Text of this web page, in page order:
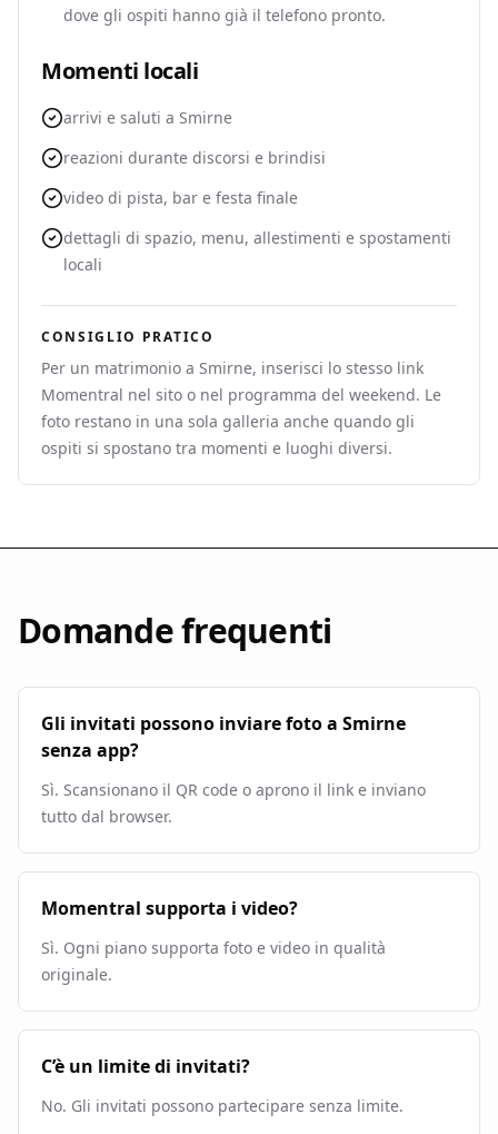
dove gli ospiti hanno già il telefono pronto.
Momenti locali
arrivi e saluti a Smirne
reazioni durante discorsi e brindisi
video di pista, bar e festa finale
dettagli di spazio, menu, allestimenti e spostamenti
locali
CONSIGLIO PRATICO
Per un matrimonio a Smirne, inserisci lo stesso link
Momentral nel sito o nel programma del weekend. Le
foto restano in una sola galleria anche quando gli
ospiti si spostano tra momenti e luoghi diversi.
Domande frequenti
Gli invitati possono inviare foto a Smirne
senza app?
Sì. Scansionano il QR code o aprono il link e inviano
tutto dal browser.
Momentral supporta i video?
Sì. Ogni piano supporta foto e video in qualità
originale.
C’è un limite di invitati?
No. Gli invitati possono partecipare senza limite.